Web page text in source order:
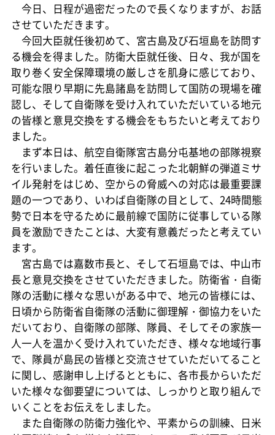
今日、日程が過密だったので長くなりますが、お話
させていただきます。
今回大臣就任後初めて、宮古島及び石垣島を訪問す
る機会を得ました。防衛大臣就任後、日々、我が国を
取り巻く安全保障環境の厳しさを肌身に感じており、
可能な限り早期に先島諸島を訪問して国防の現場を確
認し、そして自衛隊を受け入れていただいている地元
の皆様と意見交換をする機会をもちたいと考えており
ました。
まず本日は、航空自衛隊宮古島分屯基地の部隊視察
を行いました。着任直後に起こった北朝鮮の弾道ミサ
イル発射をはじめ、空からの脅威への対応は最重要課
題の一つであり、いわば自衛隊の目として、24時間態
勢で日本を守るために最前線で国防に従事している隊
員を激励できたことは、大変有意義だったと考えてい
ます。
宮古島では嘉数市長と、そして石垣島では、中山市
長と意見交換をさせていただきました。防衛省・自衛
隊の活動に様々な思いがある中で、地元の皆様には、
日頃から防衛省自衛隊の活動に御理解・御協力をいた
だいており、自衛隊の部隊、隊員、そしてその家族一
人一人を温かく受け入れていただき、様々な地域行事
で、隊員が島民の皆様と交流させていただいてること
に関し、感謝申し上げるとともに、各市長からいただ
いた様々な御要望については、しっかりと取り組んで
いくことをお伝えをしました。
また自衛隊の防衛力強化や、平素からの訓練、日米